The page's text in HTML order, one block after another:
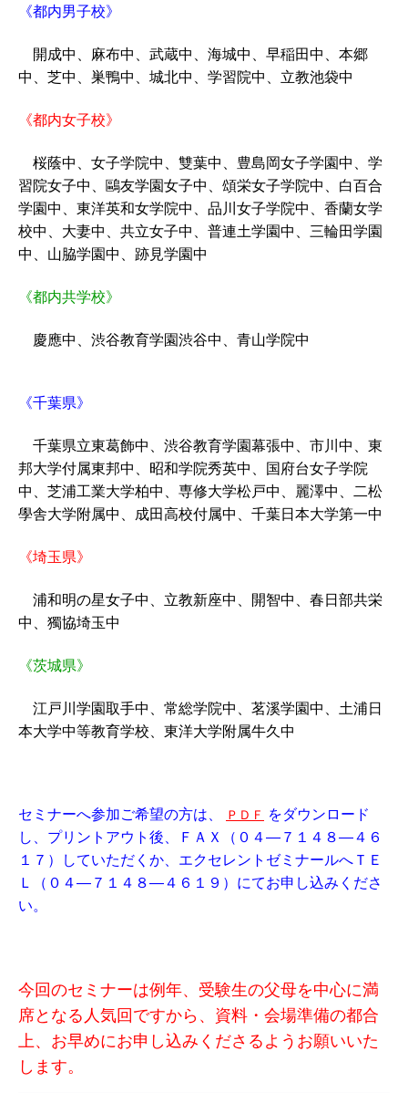
《都内男子校》
開成中、麻布中、武蔵中、海城中、早稲田中、本郷
中、芝中、巣鴨中、城北中、学習院中、立教池袋中
《都内女子校》
桜蔭中、女子学院中、雙葉中、豊島岡女子学園中、学
習院女子中、鷗友学園女子中、頌栄女子学院中、白百合
学園中、東洋英和女学院中、品川女子学院中、香蘭女学
校中、大妻中、共立女子中、普連土学園中、三輪田学園
中、山脇学園中、跡見学園中
《都内共学校》
慶應中、渋谷教育学園渋谷中、青山学院中
《千葉県》
千葉県立東葛飾中、渋谷教育学園幕張中、市川中、東
邦大学付属東邦中、昭和学院秀英中、国府台女子学院
中、芝浦工業大学柏中、専修大学松戸中、麗澤中、二松
學舎大学附属中、成田高校付属中、千葉日本大学第一中
《埼玉県》
浦和明の星女子中、立教新座中、開智中、春日部共栄
中、獨協埼玉中
《茨城県》
江戸川学園取手中、常総学院中、茗溪学園中、土浦日
本大学中等教育学校、東洋大学附属牛久中
セミナーへ参加ご希望の方は、 ＰＤＦ
をダウンロード
し、プリントアウト後、ＦＡＸ（０４―７１４８―４６
１７）していただくか、エクセレントゼミナールへＴＥ
Ｌ（０４―７１４８―４６１９）にてお申し込みくださ
い。
今回のセミナーは例年、受験生の父母を中心に満
席となる人気回ですから、資料・会場準備の都合
上、お早めにお申し込みくださるようお願いいた
します。